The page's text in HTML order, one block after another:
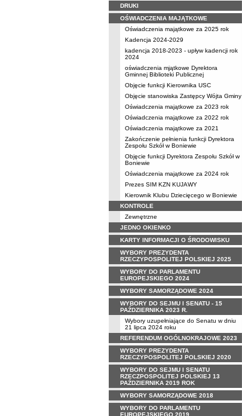
DRUKI
OŚWIADCZENIA MAJĄTKOWE
Oświadczenia majątkowe za 2025 rok
Kadencja 2024-2029
kadencja 2018-2023 - upływ kadencji rok
2024
oświadczenia mjątkowe Dyrektora
Gminnej Biblioteki Publicznej
Objęcie funkcji Kierownika USC
Objęcie stanowiska Zastępcy Wójta Gminy
Oświadczenia majątkowe za 2023 rok
Oświadczenia majątkowe za 2022 rok
Oświadczenia majątkowe za 2021
Zakończenie pełnienia funkcji Dyrektora
Zespołu Szkół w Boniewie
Objęcie funkcji Dyrektora Zespołu Szkół w
Boniewie
Oświadczenia majątkowe za 2024 rok
Prezes SIM KZN KUJAWY
Kierownik Klubu Dziecięcego w Boniewie
KONTROLE
Zewnętrzne
JEDNO OKIENKO
KARTY INFORMACJI O ŚRODOWISKU
WYBORY PREZYDENTA
RZECZYPOSPOLITEJ POLSKIEJ 2025
WYBORY DO PARLAMENTU
EUROPEJSKIEGO 2024
WYBORY SAMORZĄDOWE 2024
WYBORY DO SEJMU I SENATU - 15
PAŹDZIERNIKA 2023 R.
Wybory uzupełniające do Senatu w dniu
21 lipca 2024 roku
REFERENDUM OGÓLNOKRAJOWE 2023
WYBORY PREZYDENTA
RZECZYPOSPOLITEJ POLSKIEJ 2020
WYBORY DO SEJMU I SENATU
RZECZPOSPOLITEJ POLSKIEJ 13
PAŹDZIERNIKA 2019 ROK
WYBORY SAMORZĄDOWE 2018
WYBORY DO PARLAMENTU
EUROPEJSKIEGO 2019